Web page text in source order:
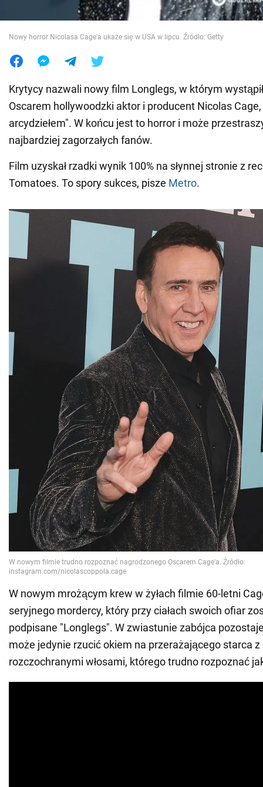
Jedzenie
Nowy horror Nicolasa Cage'a ukaże się w USA w lipcu. Źródło: Getty
Krytycy nazwali nowy film Longlegs, w którym
Oscarem hollywoodzki aktor i producent Nicolas
arcydziełem". W końcu jest to horror i może
najbardziej zagorzałych fanów.
Film uzyskał rzadki wynik 100% na słynnej stronie z
Tomatoes. To spory sukces, pisze Metro.
W nowym mrożącym krew w żyłach filmie 60-letni
seryjnego mordercy, który przy ciałach swoich ofiar
podpisane "Longlegs". W zwiastunie zabójca
może jedynie rzucić okiem na przerażającego starca z
rozczochranymi włosami, którego trudno rozpoznać